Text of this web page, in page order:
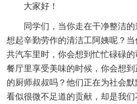
大家好！
同学们，当你走在干净整洁
想起辛勤劳作的清洁工阿姨呢？
共汽车里时，你会想到忙忙碌碌
餐厅里享受美味的时候，你会想
的厨师叔叔吗？他们正在为社会
看似很微不足道的贡献，却是我